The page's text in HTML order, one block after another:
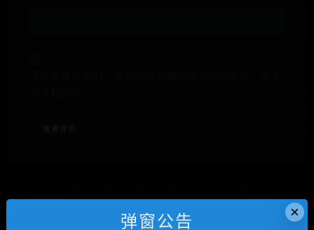
anons123x ×
弹窗公告